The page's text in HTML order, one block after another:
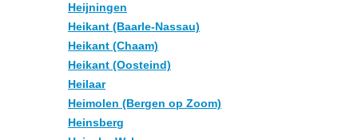
Heijningen
Heikant (Baarle-Nassau)
Heikant (Chaam)
Heikant (Oosteind)
Heilaar
Heimolen (Bergen op Zoom)
Heinsberg